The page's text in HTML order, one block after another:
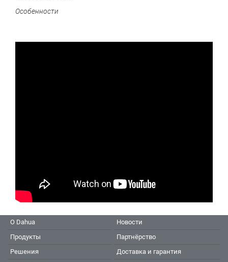
Особенности
О Dahua
Продукты
Решения
Новости
Партнёрство
Доставка и гарантия